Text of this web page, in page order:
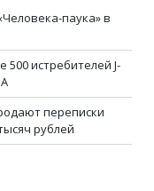
паука» в
500 истребителей J-
переписки
рублей